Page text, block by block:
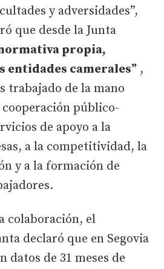
y adversidades”,
que desde la Junta
propia,
entidades camerales” ,
trabajado de la mano
cooperación público-
de apoyo a la
a la competitividad, la
y a la formación de
colaboración, el
declaró que en Segovia
datos de 31 meses de